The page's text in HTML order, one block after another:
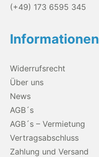
(+49) 173 6595 345
Informationen
Widerrufsrecht
Über uns
News
AGB´s
AGB´s – Vermietung
Vertragsabschluss
Zahlung und Versand